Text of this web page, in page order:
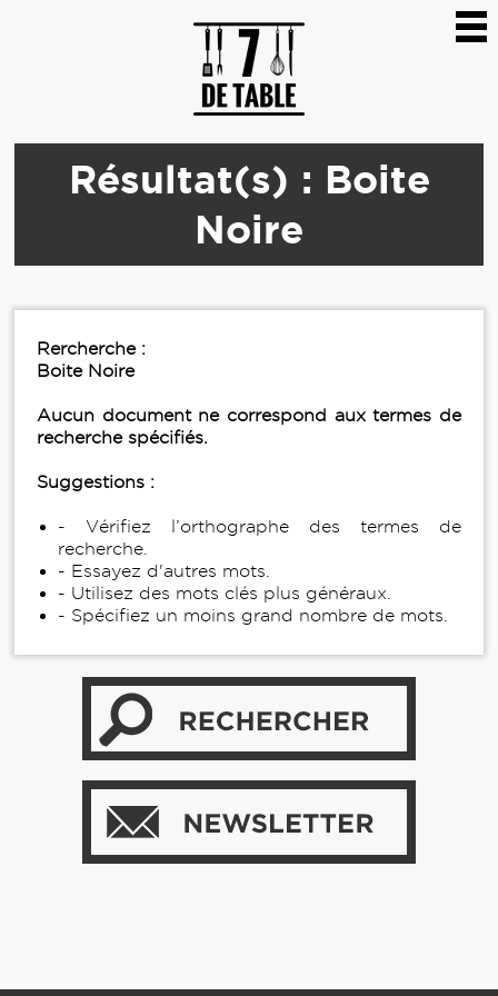
Résultat(s) : Boite
Noire
Rercherche :
Boite Noire
Aucun document ne correspond aux termes de
recherche spécifiés.
Suggestions :
- Vérifiez l’orthographe des termes de
recherche.
- Essayez d'autres mots.
- Utilisez des mots clés plus généraux.
- Spécifiez un moins grand nombre de mots.